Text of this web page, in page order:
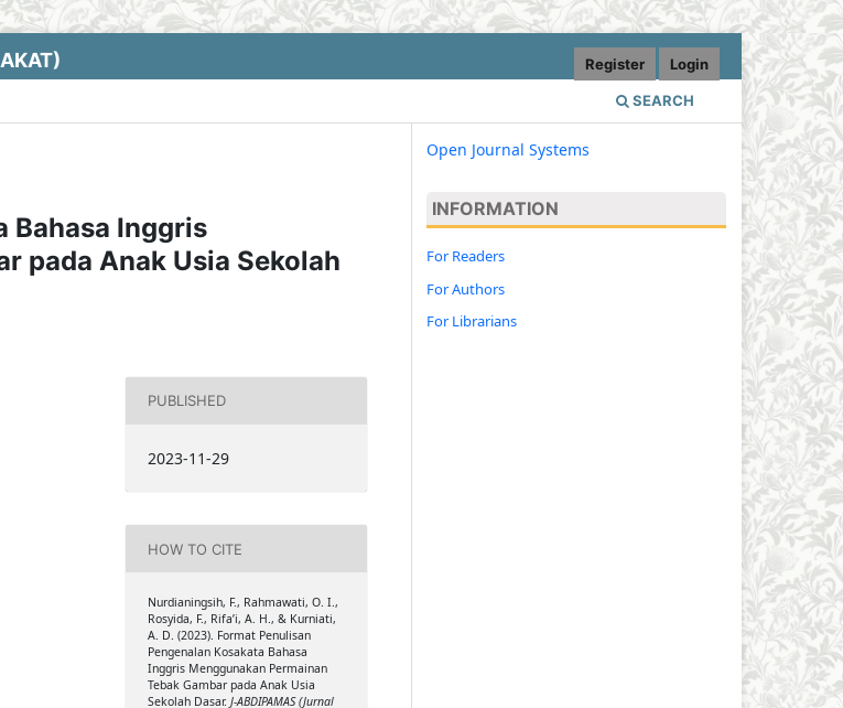
SEARCH
Register Login
Bahasa Inggris
pada Anak Usia Sekolah
PUBLISHED
2023-11-29
HOW TO CITE
Nurdianingsih, F., Rahmawati, O. I.,
Rosyida, F., Rifa’i, A. H., & Kurniati,
A. D. (2023). Format Penulisan
Pengenalan Kosakata Bahasa
Inggris Menggunakan Permainan
Tebak Gambar pada Anak Usia
Sekolah Dasar. J-ABDIPAMAS (Jurnal
Open Journal Systems
INFORMATION
For Readers
For Authors
For Librarians